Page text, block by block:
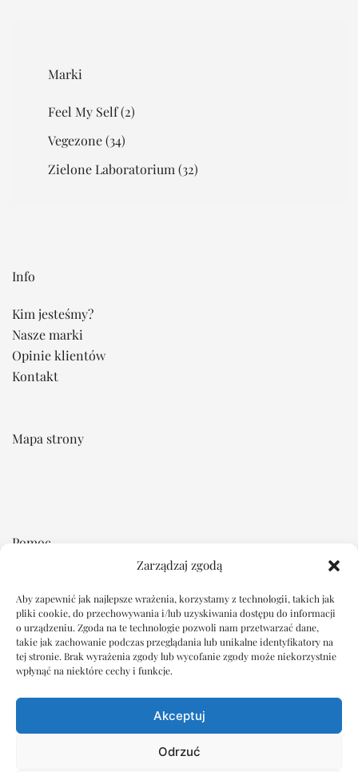
Zarządzaj zgodą
Aby zapewnić jak najlepsze wrażenia, korzystamy z technologii, takich jak
pliki cookie, do przechowywania i/lub uzyskiwania dostępu do informacji
o urządzeniu. Zgoda na te technologie pozwoli nam przetwarzać dane,
takie jak zachowanie podczas przeglądania lub unikalne identyfikatory na
tej stronie. Brak wyrażenia zgody lub wycofanie zgody może niekorzystnie
wpłynąć na niektóre cechy i funkcje.
Akceptuj
Odrzuć
Marki
Feel My Self(2)
Vegezone(34)
Zielone Laboratorium (32)
Info
Kim jesteśmy?
Nasze marki
Opinie klientów
Kontakt
Mapa strony
Pomoc
Płatność i dostawa
Reklamacje i zwroty
Dokumenty
Oświadczenie o ochronie prywatności
Wyłączenie odpowiedzialności